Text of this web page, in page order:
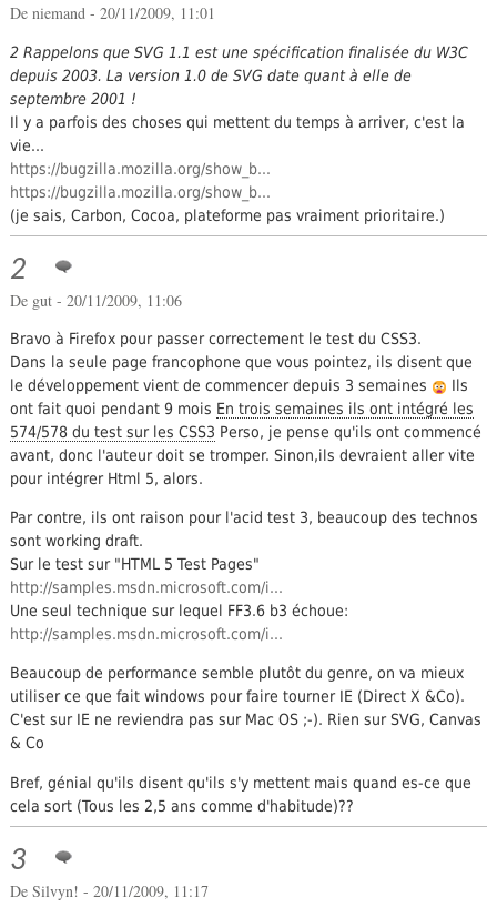
De niemand - 20/11/2009, 11:01
2 Rappelons que SVG 1.1 est une spécification finalisée du W3C
depuis 2003. La version 1.0 de SVG date quant à elle de
septembre 2001 !
Il y a parfois des choses qui mettent du temps à arriver, c'est la
vie...
https://bugzilla.mozilla.org/show_b...
https://bugzilla.mozilla.org/show_b...
(je sais, Carbon, Cocoa, plateforme pas vraiment prioritaire.)
2
De gut - 20/11/2009, 11:06
Bravo à Firefox pour passer correctement le test du CSS3.
Dans la seule page francophone que vous pointez, ils disent que
le développement vient de commencer depuis 3 semaines
Ils
ont fait quoi pendant 9 mois En trois semaines ils ont intégré les
574/578 du test sur les CSS3 Perso, je pense qu'ils ont commencé
avant, donc l'auteur doit se tromper. Sinon,ils devraient aller vite
pour intégrer Html 5, alors.
Par contre, ils ont raison pour l'acid test 3, beaucoup des technos
sont working draft.
Sur le test sur "HTML 5 Test Pages"
http://samples.msdn.microsoft.com/i...
Une seul technique sur lequel FF3.6 b3 échoue:
http://samples.msdn.microsoft.com/i...
Beaucoup de performance semble plutôt du genre, on va mieux
utiliser ce que fait windows pour faire tourner IE (Direct X &Co).
C'est sur IE ne reviendra pas sur Mac OS ;-). Rien sur SVG, Canvas
& Co
Bref, génial qu'ils disent qu'ils s'y mettent mais quand es-ce que
cela sort (Tous les 2,5 ans comme d'habitude)??
3
De Silvyn! - 20/11/2009, 11:17